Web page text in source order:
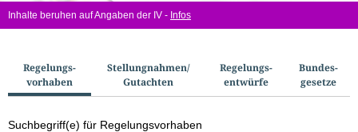
Inhalte beruhen auf Angaben der IV - Infos
u
c
Regelungs­
vorhaben
Stellungnahmen/​
Gutachten
Regelungs­
entwürfe
Bundes­
gesetze
Suchbegriff(e) für Regelungsvorhaben